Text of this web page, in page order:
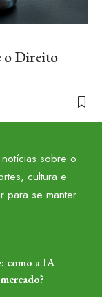
o Direito
sobre o
cultura e
para se manter
como a IA